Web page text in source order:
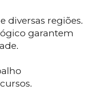
diversas regiões.
garantem